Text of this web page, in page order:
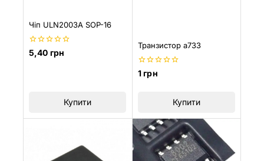
Чіп ULN2003A SOP-16
0
з
5,40 грн
Купити
Транзистор a733
0
1грн
Купити